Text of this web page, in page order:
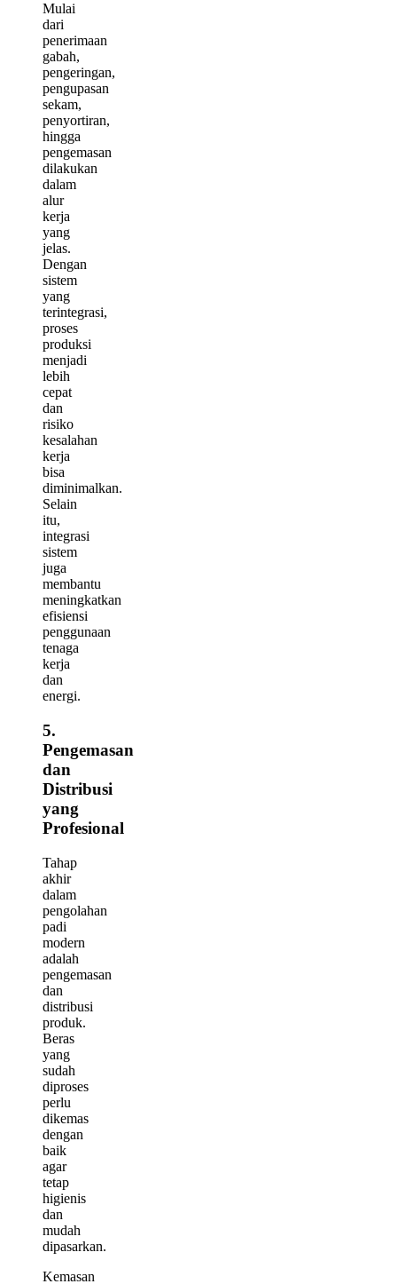
Mulai
dari
penerimaan
gabah,
pengeringan,
pengupasan
sekam,
penyortiran,
hingga
pengemasan
dilakukan
dalam
alur
kerja
yang
jelas.
Dengan
sistem
yang
terintegrasi,
proses
produksi
menjadi
lebih
cepat
dan
risiko
kesalahan
kerja
bisa
diminimalkan.
Selain
itu,
integrasi
sistem
juga
membantu
meningkatkan
efisiensi
penggunaan
tenaga
kerja
dan
energi.
5.
Pengemasan
dan
Distribusi
yang
Profesional
Tahap
akhir
dalam
pengolahan
padi
modern
adalah
pengemasan
dan
distribusi
produk.
Beras
yang
sudah
diproses
perlu
dikemas
dengan
baik
agar
tetap
higienis
dan
mudah
dipasarkan.
Kemasan